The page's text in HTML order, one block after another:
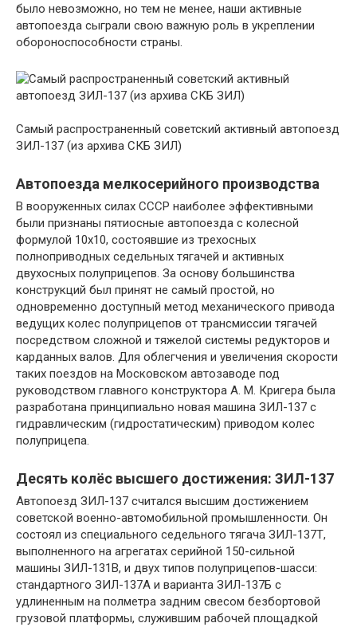
было невозможно, но тем не менее, наши активные
автопоезда сыграли свою важную роль в укреплении
обороноспособности страны.
Самый распространенный советский активный автопоезд
ЗИЛ-137 (из архива СКБ ЗИЛ)
Автопоезда мелкосерийного производства
В вооруженных силах СССР наиболее эффективными
были признаны пятиосные автопоезда с колесной
формулой 10х10, состоявшие из трехосных
полноприводных седельных тягачей и активных
двухосных полуприцепов. За основу большинства
конструкций был принят не самый простой, но
одновременно доступный метод механического привода
ведущих колес полуприцепов от трансмиссии тягачей
посредством сложной и тяжелой системы редукторов и
карданных валов. Для облегчения и увеличения скорости
таких поездов на Московском автозаводе под
руководством главного конструктора А. М. Кригера была
разработана принципиально новая машина ЗИЛ-137 с
гидравлическим (гидростатическим) приводом колес
полуприцепа.
Десять колёс высшего достижения: ЗИЛ-137
Автопоезд ЗИЛ-137 считался высшим достижением
советской военно-автомобильной промышленности. Он
состоял из специального седельного тягача ЗИЛ-137Т,
выполненного на агрегатах серийной 150-сильной
машины ЗИЛ-131В, и двух типов полуприцепов-шасси:
стандартного ЗИЛ-137А и варианта ЗИЛ-137Б с
удлиненным на полметра задним свесом безбортовой
грузовой платформы, служившим рабочей площадкой